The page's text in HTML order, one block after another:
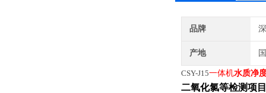
品牌
产地
CSY-J15一体机水质净
二氧化氯等检测项